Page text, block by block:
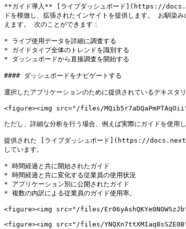
**ガイド導入** [ライブダッシュボード](https://
ドを模倣し、拡張されたインサイトを提供します。 お馴染
えます。 次のことができます：
* ライブ使用データを詳細に調査する
* ガイドタイプ全体のトレンドを識別する
* ダッシュボードから直接調査を開始する
#### ダッシュボードをナビゲートする
選択したアプリケーションのために提供されているデキスタ
<figure><img src="/files/
ただし、詳細な分析を行う場合、例えば実際にガイドを使用
提供された [ライブダッシュボード](https://
しています。
* 時間経過と共に開始されたガイド
* 時間経過と共に変化する従業員の使用状況
* アプリケーション別に公開されたガイド
* 複数の内訳による従業員のガイド使用率。
<figure><img src="/files/
<figure><img src="/files/